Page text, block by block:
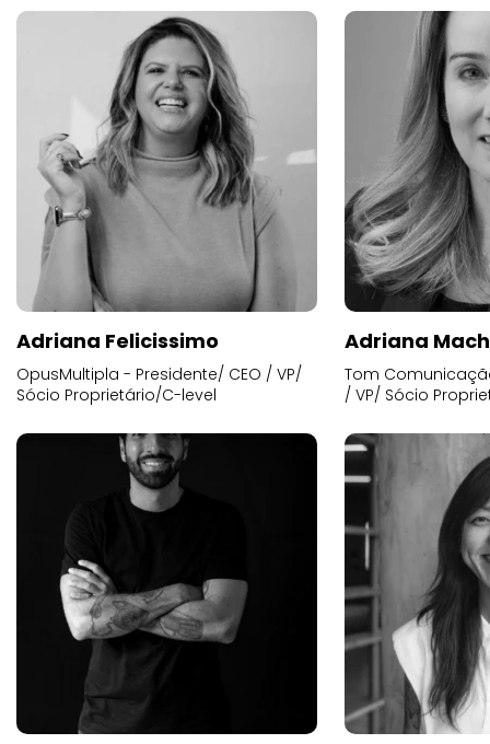
Adriana Felicissimo
OpusMultipla - Presidente/ CEO / VP/
Sócio Proprietário/C-level
Adriana
Tom
/ VP/ Sócio